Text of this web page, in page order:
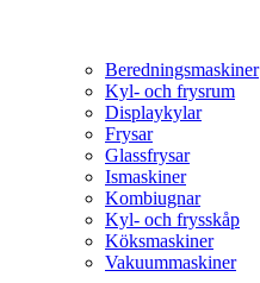
Beredningsmaskiner
Kyl- och frysrum
Displaykylar
Frysar
Glassfrysar
Ismaskiner
Kombiugnar
Kyl- och frysskåp
Köksmaskiner
Vakuummaskiner